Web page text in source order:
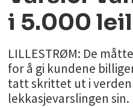
i 5.000
LILLESTRØM: De
for å gi kundene
tatt skrittet ut i verden
lekkasjevarslingen sin.